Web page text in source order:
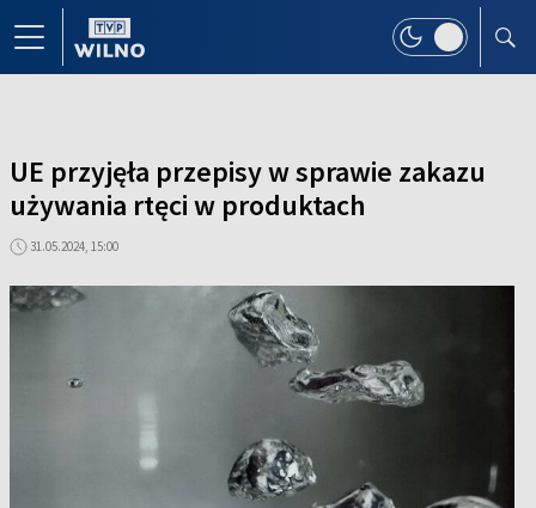
UE przyjęła przepisy w sprawie zakazu
używania rtęci w produktach
31.05.2024, 15:00